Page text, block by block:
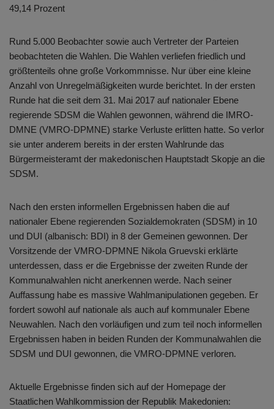
49,14 Prozent
Rund 5.000 Beobachter sowie auch Vertreter der Parteien
beobachteten die Wahlen. Die Wahlen verliefen friedlich und
größtenteils ohne große Vorkommnisse. Nur über eine kleine
Anzahl von Unregelmäßigkeiten wurde berichtet. In der ersten
Runde hat die seit dem 31. Mai 2017 auf nationaler Ebene
regierende SDSM die Wahlen gewonnen, während die IMRO-
DMNE (VMRO-DPMNE) starke Verluste erlitten hatte. So verlor
sie unter anderem bereits in der ersten Wahlrunde das
Bürgermeisteramt der makedonischen Hauptstadt Skopje an die
SDSM.
Nach den ersten informellen Ergebnissen haben die auf
nationaler Ebene regierenden Sozialdemokraten (SDSM) in 10
und DUI (albanisch: BDI) in 8 der Gemeinen gewonnen. Der
Vorsitzende der VMRO-DPMNE Nikola Gruevski erklärte
unterdessen, dass er die Ergebnisse der zweiten Runde der
Kommunalwahlen nicht anerkennen werde. Nach seiner
Auffassung habe es massive Wahlmanipulationen gegeben. Er
fordert sowohl auf nationale als auch auf kommunaler Ebene
Neuwahlen. Nach den vorläufigen und zum teil noch informellen
Ergebnissen haben in beiden Runden der Kommunalwahlen die
SDSM und DUI gewonnen, die VMRO-DPMNE verloren.
Aktuelle Ergebnisse finden sich auf der Homepage der
Staatlichen Wahlkommission der Republik Makedonien: